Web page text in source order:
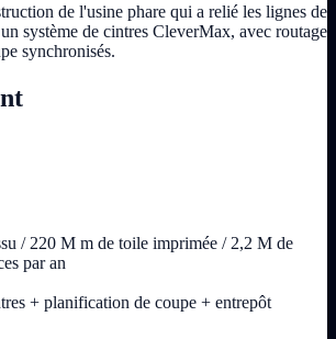
de l'usine phare qui a relié les lignes de
système de cintres CleverMax, avec routage
synchronisés.
/ 220 M m de toile imprimée / 2,2 M de
par an
+ planification de coupe + entrepôt